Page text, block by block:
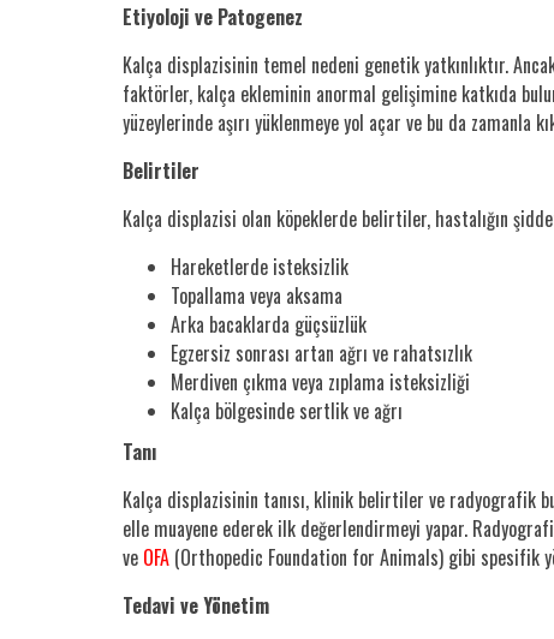
Etiyoloji ve Patogenez
Kalça displazisinin temel nedeni genetik yatkınlıktır.
faktörler, kalça ekleminin anormal gelişimine katkıda
yüzeylerinde aşırı yüklenmeye yol açar ve bu da zamanla
Belirtiler
Kalça displazisi olan köpeklerde belirtiler, hastalığın
Hareketlerde isteksizlik
Topallama veya aksama
Arka bacaklarda güçsüzlük
Egzersiz sonrası artan ağrı ve rahatsızlık
Merdiven çıkma veya zıplama isteksizliği
Kalça bölgesinde sertlik ve ağrı
Tanı
Kalça displazisinin tanısı, klinik belirtiler ve radyografik
elle muayene ederek ilk değerlendirmeyi yapar.
ve OFA (Orthopedic Foundation for Animals) gibi spesifik
Tedavi ve Yönetim